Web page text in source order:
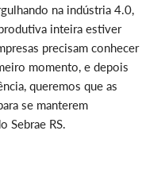
na indústria 4.0,
inteira estiver
precisam conhecer
momento, e depois
queremos que as
se manterem
Sebrae RS.